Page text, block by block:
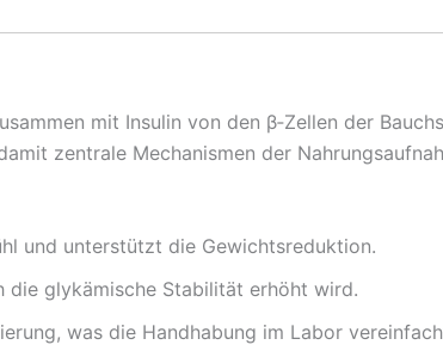
mit Insulin von den β‑Zellen der
zentrale Mechanismen der
und unterstützt die Gewichtsreduktion.
die glykämische Stabilität erhöht wird.
was die Handhabung im Labor